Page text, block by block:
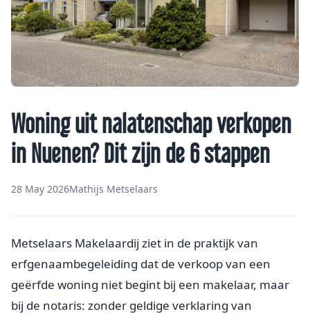
Woning uit nalatenschap verkopen
in Nuenen? Dit zijn de 6 stappen
28 May 2026Mathijs Metselaars
Metselaars Makelaardij ziet in de praktijk van
erfgenaambegeleiding dat de verkoop van een
geërfde woning niet begint bij een makelaar, maar
bij de notaris: zonder geldige verklaring van